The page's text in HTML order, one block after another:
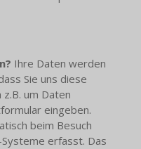
Ihre Daten werden
Sie uns diese
um Daten
eingeben.
beim Besuch
erfasst. Das